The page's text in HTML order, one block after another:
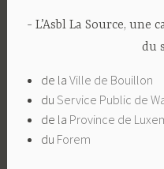
L’Asbl La Source, une
du
de la Ville de Bouillon
du Service Public de
de la Province de
du Forem